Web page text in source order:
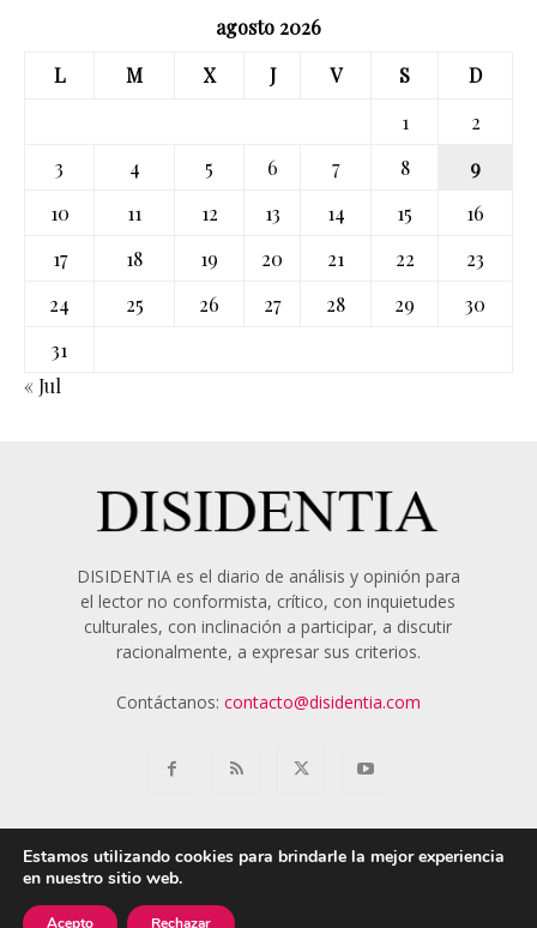
agosto 2026
L
M X J V S
D
1
2
3
4 5 6 7 8
9
10
11 12 13 14 15
16
17
18 19 20 21 22
23
24
25 26 27 28 29
30
31
« Jul
DISIDENTIA es el diario de análisis y opinión para
el lector no conformista, crítico, con inquietudes
culturales, con inclinación a participar, a discutir
racionalmente, a expresar sus criterios.
Contáctanos: contacto@disidentia.com
Estamos utilizando cookies para brindarle la mejor experiencia
en nuestro sitio web.
Acepto Rechazar